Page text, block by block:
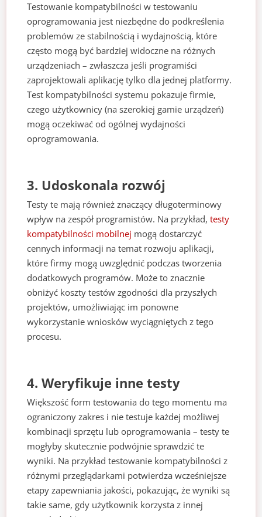
Testowanie kompatybilności w testowaniu
oprogramowania jest niezbędne do podkreślenia
problemów ze stabilnością i wydajnością, które
często mogą być bardziej widoczne na różnych
urządzeniach – zwłaszcza jeśli programiści
zaprojektowali aplikację tylko dla jednej platformy.
Test kompatybilności systemu pokazuje firmie,
czego użytkownicy (na szerokiej gamie urządzeń)
mogą oczekiwać od ogólnej wydajności
oprogramowania.
3. Udoskonala rozwój
Testy te mają również znaczący długoterminowy
wpływ na zespół programistów. Na przykład,testy
kompatybilności mobilnej mogą dostarczyć
cennych informacji na temat rozwoju aplikacji,
które firmy mogą uwzględnić podczas tworzenia
dodatkowych programów. Może to znacznie
obniżyć koszty testów zgodności dla przyszłych
projektów, umożliwiając im ponowne
wykorzystanie wniosków wyciągniętych z tego
procesu.
4. Weryfikuje inne testy
Większość form testowania do tego momentu ma
ograniczony zakres i nie testuje każdej możliwej
kombinacji sprzętu lub oprogramowania – testy te
mogłyby skutecznie podwójnie sprawdzić te
wyniki. Na przykład testowanie kompatybilności z
różnymi przeglądarkami potwierdza wcześniejsze
etapy zapewniania jakości, pokazując, że wyniki są
takie same, gdy użytkownik korzysta z innej